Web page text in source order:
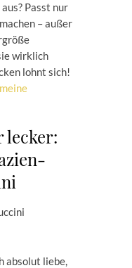
Passt nur
– außer
wirklich
lohnt sich!
lecker:
absolut liebe,